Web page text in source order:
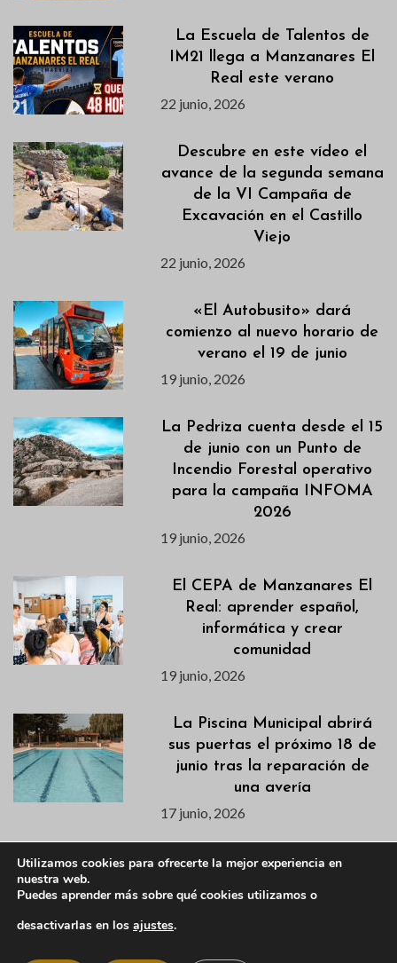
La Escuela de Talentos de
IM21 llega a Manzanares El
Real este verano
22 junio, 2026
Descubre en este vídeo el
avance de la segunda semana
de la VI Campaña de
Excavación en el Castillo
Viejo
22 junio, 2026
«El Autobusito» dará
comienzo al nuevo horario de
verano el 19 de junio
19 junio, 2026
La Pedriza cuenta desde el 15
de junio con un Punto de
Incendio Forestal operativo
para la campaña INFOMA
2026
19 junio, 2026
El CEPA de Manzanares El
Real: aprender español,
informática y crear
comunidad
19 junio, 2026
La Piscina Municipal abrirá
sus puertas el próximo 18 de
junio tras la reparación de
una avería
17 junio, 2026
Publicados los listados de
de natación de los
Utilizamos cookies para ofrecerte la mejor experiencia en
nuestra web.
Puedes aprender más sobre qué cookies utilizamos o
desactivarlas en los ajustes.